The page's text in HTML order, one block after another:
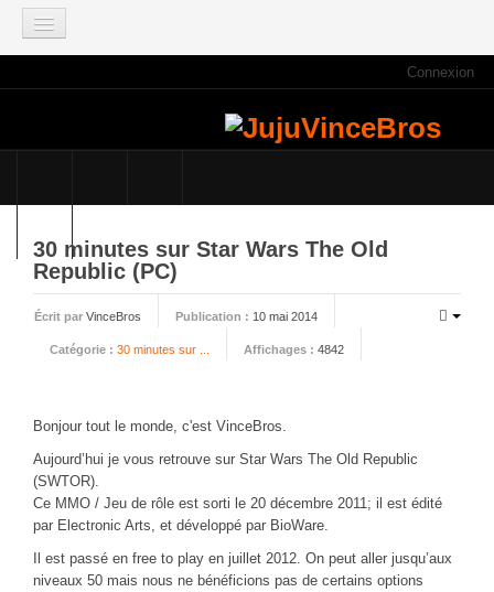
Connexion
E3 2021
Faisons le point
Accès aux Quiz
Les videos des JujuVinceBros
CINÉ
Critiques films
Courts Métrages
30 minutes sur Star Wars The Old
Republic (PC)
Écrit par VinceBros Publication : 10 mai 2014
Catégorie : 30 minutes sur ... Affichages : 4842
Bonjour tout le monde, c'est VinceBros.
Aujourd’hui je vous retrouve sur Star Wars The Old Republic
(SWTOR).
Ce MMO / Jeu de rôle est sorti le 20 décembre 2011; il est édité
par Electronic Arts, et développé par BioWare.
Il est passé en free to play en juillet 2012. On peut aller jusqu’aux
niveaux 50 mais nous ne bénéficions pas de certains options